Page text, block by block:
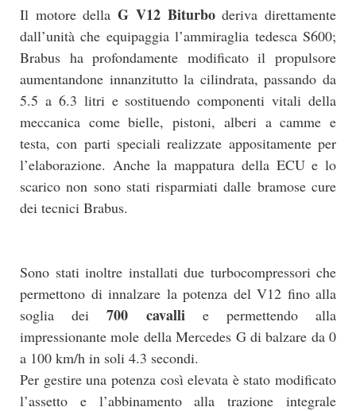
Il motore dellaG V12 Biturboderiva direttamente
dall’unità che equipaggia l’ammiraglia tedesca S600;
Brabus ha profondamente modificato il propulsore
aumentandone innanzitutto la cilindrata, passando da
5.5 a 6.3 litri e sostituendo componenti vitali della
meccanica come bielle, pistoni, alberi a camme e
testa, con parti speciali realizzate appositamente per
l’elaborazione. Anche la mappatura della ECU e lo
scarico non sono stati risparmiati dalle bramose cure
dei tecnici Brabus.
Sono stati inoltre installati due turbocompressori che
permettono di innalzare la potenza del V12 fino alla
soglia dei700 cavallie permettendo alla
impressionante mole della Mercedes G di balzare da 0
a 100 km/h in soli 4.3 secondi.
Per gestire una potenza così elevata è stato modificato
l’assetto e l’abbinamento alla trazione integrale